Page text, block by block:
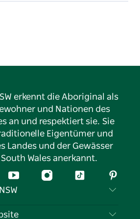
Erlebnis empfehlen wir
erkennt die Aboriginal als
und Nationen des
an und respektiert sie. Sie
Eigentümer und
Landes und der Gewässer
Wales anerkannt.
YouTubeInstagramTikTok
uns